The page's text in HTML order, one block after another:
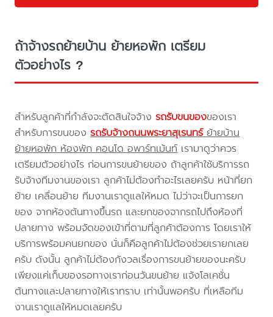
ถ้าจ้างรถย้ายบ้าน ย้ายหอพัก เตรียม
ตัวอย่างไร ?
สำหรับลูกค้าที่กำลังจะตัดสินใจจ้างรถรับขนของของเรา
สำหรับการขนของรถรับจ้างถนนพระยาสุเรนทร์ย้ายบ้าน
ย้ายหอพัก ห้องพัก คอนโด อพาร์ทเม้นท์เรามาดูว่าควร
เตรียมตัวอย่างไร ก่อนการขนย้ายของ ถ้าลูกค้าใช้บริการรถ
รับจ้างทีมงานของเรา ลูกค้าไม่ต้องทำอะไรเลยครับ หน้าที่ยก
ย้าย เคลื่อนย้าย ทีมงานเราดูแลให้หมด ไม่ว่าจะเป็นการยก
ของ จากห้องต้นทางขึ้นรถ และยกของจากรถไปถึงห้องที่
ปลายทาง พร้อมจัดของเข้าที่ตามที่ลูกค้าต้องการ โดยเราให้
บริการพร้อมคนยกของ นั่นก็คือลูกค้าไม่ต้องช่วยเรายกเลย
ครับ ดังนั้น ลูกค้าไม่ต้องกังวลเรื่องการขนย้ายของนะครับ
เพียงแค่เก็บของรอทางเราก่อนวันขนย้าย แจ้งโลเคชั่น
ต้นทางและปลายทางให้เราทราบ เท่านั้นพอครับ ที่เหลือทีม
งานเราดูแลให้หมดเลยครับ